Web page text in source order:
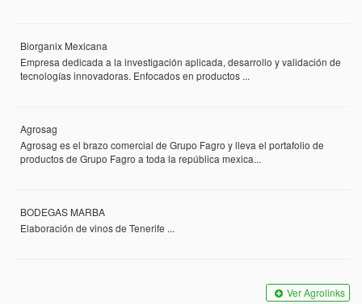
Biorganix Mexicana
Empresa dedicada a la investigación aplicada, desarrollo y validación de
tecnologías innovadoras. Enfocados en productos ...
Agrosag
Agrosag es el brazo comercial de Grupo Fagro y lleva el portafolio de
productos de Grupo Fagro a toda la república mexica...
BODEGAS MARBA
Elaboración de vinos de Tenerife ...
Ver Agrolinks